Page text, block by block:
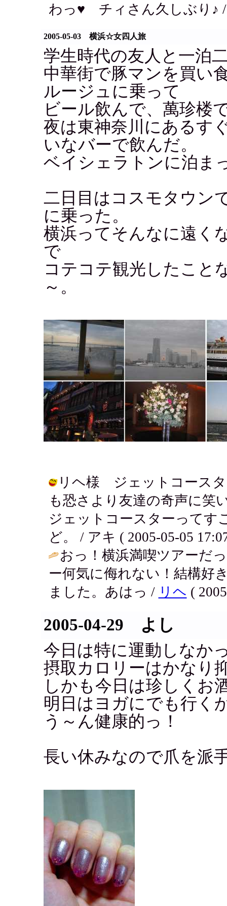
わっ♥ チィさん久しぶり♪
2005-05-03 横浜☆女四人旅
学生時代の友人と一泊
中華街で豚マンを買い
ルージュに乗って
ビール飲んで、萬珍楼
夜は東神奈川にあるす
いなバーで飲んだ。
ベイシェラトンに泊ま
二日目はコスモタウン
に乗った。
横浜ってそんなに遠く
で
コテコテ観光したこと
～。
リヘ様 ジェットコースタ
も恐さより友達の奇声に笑
ジェットコースターってす
ど。 / アキ ( 2005-05-05
おっ！横浜満喫ツアーだ
ー何気に侮れない！結構好
ました。あはっ / リヘ (
2005-04-29 よし
今日は特に運動しなか
摂取カロリーはかなり
しかも今日は珍しくお
明日はヨガにでも行く
う～ん健康的っ！
長い休みなので爪を派